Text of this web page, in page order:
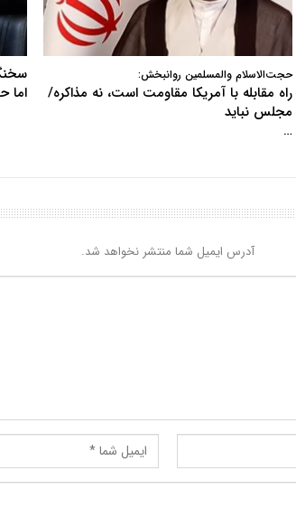
حجت‌الاسلام والمسلمین روانبخش:
راه مقابله با آمریکا مقاومت است، نه مذاکره/
مجلس نباید
…
اما
آدرس ایمیل شما منتشر نخواهد شد.